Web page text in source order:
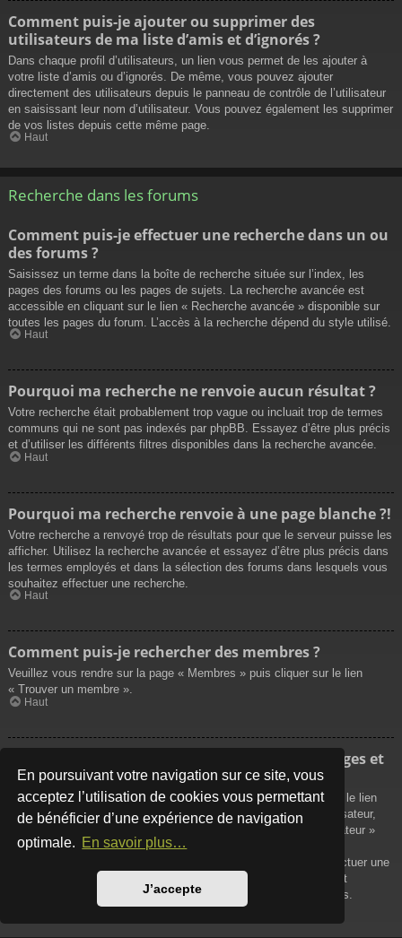
En poursuivant votre navigation sur ce site, vous
acceptez l’utilisation de cookies vous permettant
de bénéficier d’une expérience de navigation
optimale. En savoir plus…
J’accepte
Comment puis-je ajouter ou supprimer des
utilisateurs de ma liste d’amis et d’ignorés ?
Dans chaque profil d’utilisateurs, un lien vous permet de les ajouter à
votre liste d’amis ou d’ignorés. De même, vous pouvez ajouter
directement des utilisateurs depuis le panneau de contrôle de l’utilisateur
en saisissant leur nom d’utilisateur. Vous pouvez également les supprimer
de vos listes depuis cette même page.
Haut
Recherche dans les forums
Comment puis-je effectuer une recherche dans un ou
des forums ?
Saisissez un terme dans la boîte de recherche située sur l’index, les
pages des forums ou les pages de sujets. La recherche avancée est
accessible en cliquant sur le lien « Recherche avancée » disponible sur
toutes les pages du forum. L’accès à la recherche dépend du style utilisé.
Haut
Pourquoi ma recherche ne renvoie aucun résultat ?
Votre recherche était probablement trop vague ou incluait trop de termes
communs qui ne sont pas indexés par phpBB. Essayez d’être plus précis
et d’utiliser les différents filtres disponibles dans la recherche avancée.
Haut
Pourquoi ma recherche renvoie à une page blanche ?!
Votre recherche a renvoyé trop de résultats pour que le serveur puisse les
afficher. Utilisez la recherche avancée et essayez d’être plus précis dans
les termes employés et dans la sélection des forums dans lesquels vous
souhaitez effectuer une recherche.
Haut
Comment puis-je rechercher des membres ?
Veuillez vous rendre sur la page « Membres » puis cliquer sur le lien
« Trouver un membre ».
Haut
Comment puis-je retrouver mes propres messages et
sujets ?
Vos propres messages peuvent être affichés soit en cliquant sur le lien
« Afficher vos messages » dans le panneau de contrôle de l’utilisateur,
soit en cliquant sur le lien « Rechercher les messages de l’utilisateur »
sur la page de votre propre profil ou soit en cliquant sur le menu
« Raccourcis » situé sur la partie supérieure du forum. Pour effectuer une
recherche de vos propres sujets, utilisez la recherche avancée et
remplissez convenablement les options qui vous sont disponibles.